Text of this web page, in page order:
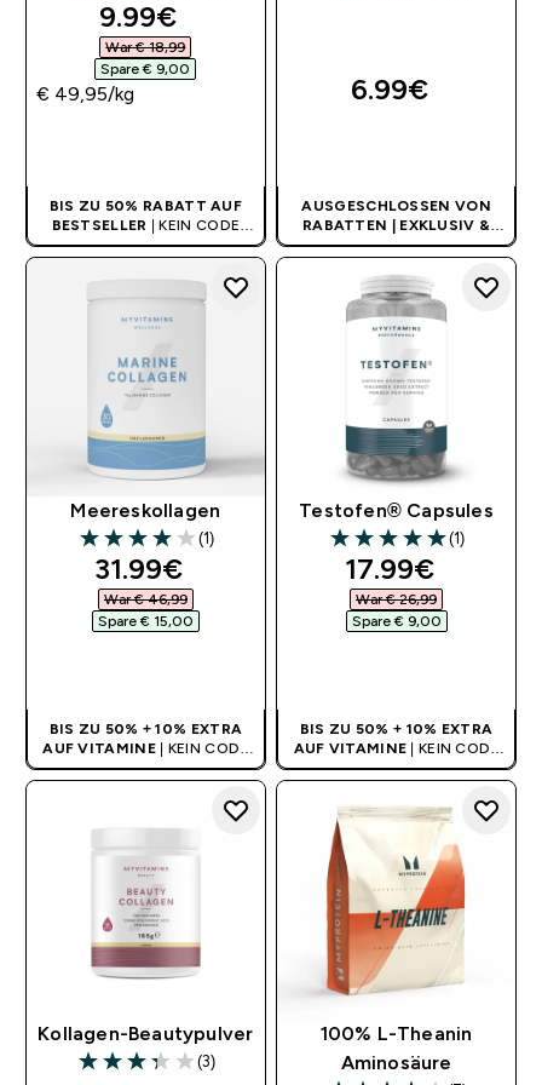
discounted price
9.99€‎
War € 18,99‎
Spare € 9,00‎
€ 49,95‎/kg
BIS ZU 50% RABATT AUF
BESTSELLER
| KEIN CODE
BENÖTIGT
6.99€‎
AUSGESCHLOSSEN VON
RABATTEN | EXKLUSIV &
LIMITIERT
Meereskollagen
4 out of 5 stars
(1)
discounted price
31.99€‎
War € 46,99‎
Spare € 15,00‎
BIS ZU 50% + 10% EXTRA
AUF VITAMINE
| KEIN CODE
BENÖTIGT
Testofen® Capsules
5 out of 5 stars
(1)
discounted
17.99€‎
War € 26,99‎
Spare € 9,00‎
BIS ZU 50% + 10% EXTRA
AUF VITAMINE
| KEIN CODE
BENÖTIGT
Kollagen-Beautypulver
3.33 out of 5 stars
(3)
100% L-Theanin
Aminosäure